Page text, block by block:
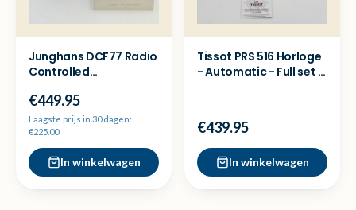
Junghans DCF77 Radio
Controlled
*zeldzaam!*
€449.95
Laagste prijs in 30 dagen:
€225.00
In winkelwagen
Tissot PRS 516 Horloge
- Automatic - Full set -
€439.95
In winkelwagen